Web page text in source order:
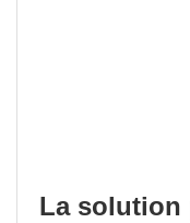
La solution